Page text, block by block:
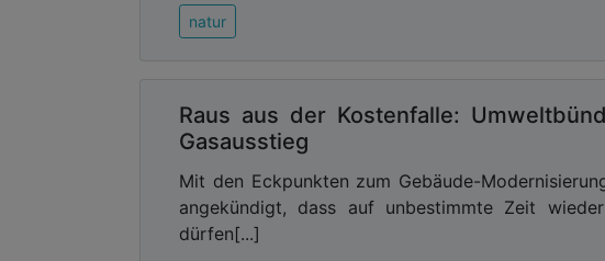
natur
Raus aus der Kostenfalle:
Gasausstieg
Mit den Eckpunkten zum Gebäude-
angekündigt, dass auf unbestimmte Zeit
dürfen[...]